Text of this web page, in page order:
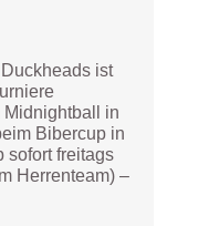
ist
Midnightball in
Bibercup in
sofort freitags
Herrenteam) –